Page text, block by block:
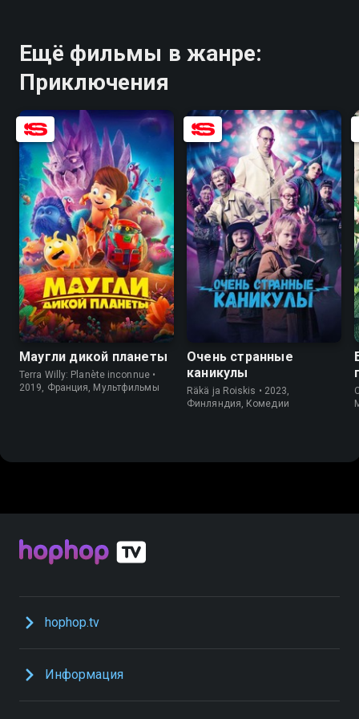
Ещё фильмы в жанре:
Приключения
8.3 6.6
Маугли дикой планеты
Terra Willy: Planète inconnue •
2019, Франция, Мультфильмы
5.9 5.5
Очень странные
каникулы
Räkä ja Roiskis • 2023,
Финляндия, Комедии
hophop.tv
Информация